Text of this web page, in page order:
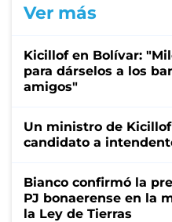
Ver más
Kicillof en Bolívar:
para dárselos a los
amigos"
Un ministro de
candidato a
Bianco confirmó la
PJ bonaerense en la
la Ley de Tierras